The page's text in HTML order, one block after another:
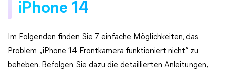
iPhone 14
Im Folgenden finden Sie 7 einfache Möglichkeiten, das
Problem „iPhone 14 Frontkamera funktioniert nicht“ zu
beheben. Befolgen Sie dazu die detaillierten Anleitungen,